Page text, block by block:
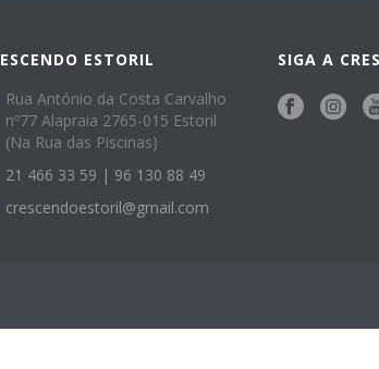
ESTORIL
Rua António da Costa Carvalho
nº77 Alapraia 2765-015 Estoril
(Na Rua das Piscinas)
21 466 33 59 | 96 130 88 49
crescendoestoril@gmail.com
SIGA A